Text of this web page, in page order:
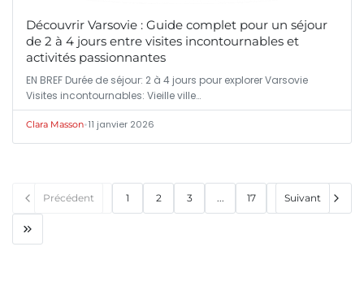
Découvrir Varsovie : Guide complet pour un séjour
de 2 à 4 jours entre visites incontournables et
activités passionnantes
EN BREF Durée de séjour: 2 à 4 jours pour explorer Varsovie
Visites incontournables: Vieille ville…
Clara Masson•11 janvier 2026
Précédent 1 2 3 ... 17 Suivant